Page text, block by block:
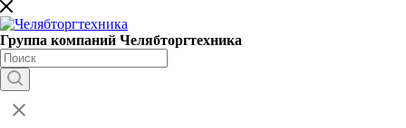
Группа компаний Челябторгтехника